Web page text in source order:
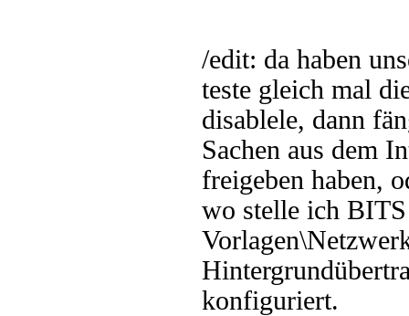
/edit: da haben
teste gleich mal
disablele, dann
Sachen aus dem
freigeben haben,
wo stelle ich
konfiguriert.